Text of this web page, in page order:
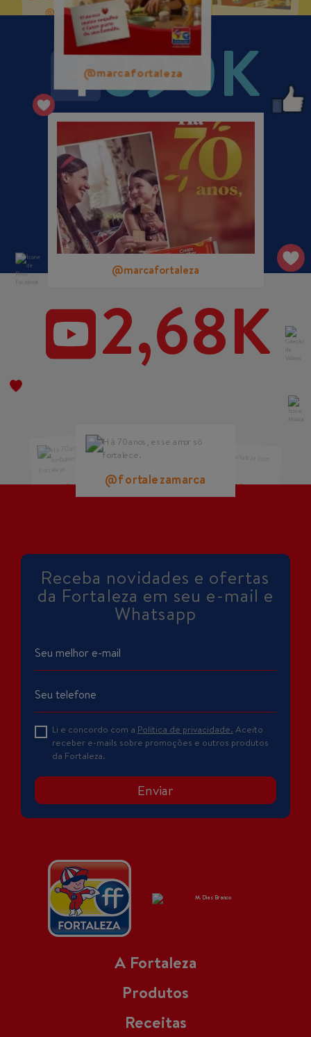
@marcafortaleza
@marcafortaleza
@marcafortaleza
390K
@marcafortaleza
2,68K
@fortalezamarca@fortalezamarca@fortalezamarca
Receba novidades e ofertas
da Fortaleza em seu e-mail e
Whatsapp
Li e concordo com a Politica de privacidade. Aceito
receber e-mails sobre promoções e outros produtos
da Fortaleza.
Enviar
A Fortaleza
Produtos
Receitas